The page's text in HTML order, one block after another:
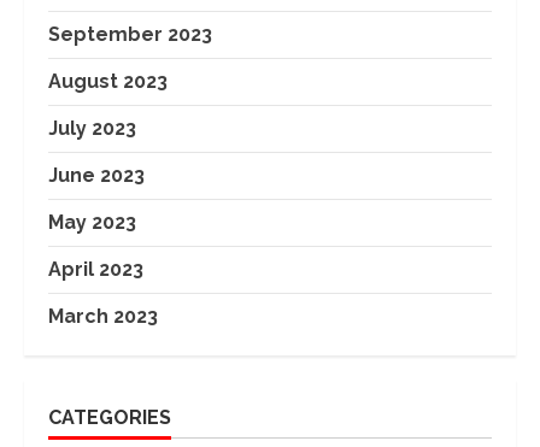
September 2023
August 2023
July 2023
June 2023
May 2023
April 2023
March 2023
CATEGORIES